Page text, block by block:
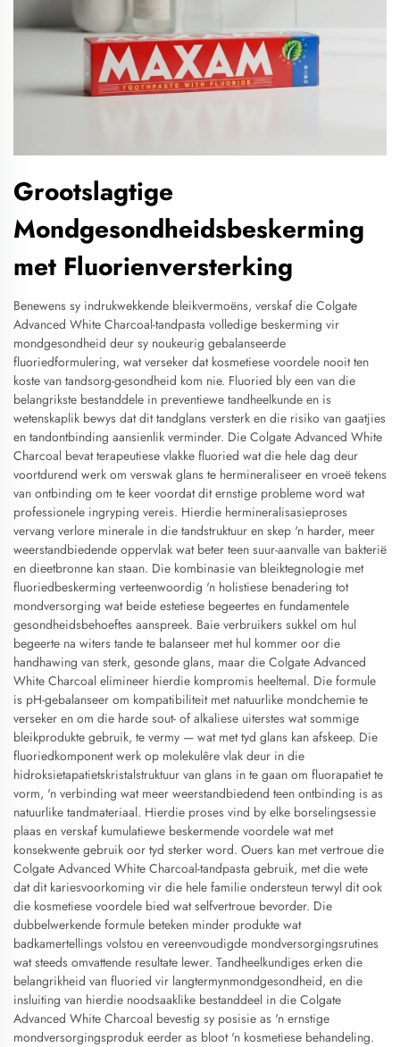
Grootslagtige
Mondgesondheidsbeskerming
met Fluorienversterking
Benewens sy indrukwekkende bleikvermoëns, verskaf die Colgate
Advanced White Charcoal-tandpasta volledige beskerming vir
mondgesondheid deur sy noukeurig gebalanseerde
fluoriedformulering, wat verseker dat kosmetiese voordele nooit ten
koste van tandsorg-gesondheid kom nie. Fluoried bly een van die
belangrikste bestanddele in preventiewe tandheelkunde en is
wetenskaplik bewys dat dit tandglans versterk en die risiko van gaatjies
en tandontbinding aansienlik verminder. Die Colgate Advanced White
Charcoal bevat terapeutiese vlakke fluoried wat die hele dag deur
voortdurend werk om verswak glans te hermineraliseer en vroeë tekens
van ontbinding om te keer voordat dit ernstige probleme word wat
professionele ingryping vereis. Hierdie hermineralisasieproses
vervang verlore minerale in die tandstruktuur en skep 'n harder, meer
weerstandbiedende oppervlak wat beter teen suur-aanvalle van bakterië
en dieetbronne kan staan. Die kombinasie van bleiktegnologie met
fluoriedbeskerming verteenwoordig 'n holistiese benadering tot
mondversorging wat beide estetiese begeertes en fundamentele
gesondheidsbehoeftes aanspreek. Baie verbruikers sukkel om hul
begeerte na witers tande te balanseer met hul kommer oor die
handhawing van sterk, gesonde glans, maar die Colgate Advanced
White Charcoal elimineer hierdie kompromis heeltemal. Die formule
is pH-gebalanseer om kompatibiliteit met natuurlike mondchemie te
verseker en om die harde sout- of alkaliese uiterstes wat sommige
bleikprodukte gebruik, te vermy — wat met tyd glans kan afskeep. Die
fluoriedkomponent werk op molekulêre vlak deur in die
hidroksietapatietskristalstruktuur van glans in te gaan om fluorapatiet te
vorm, 'n verbinding wat meer weerstandbiedend teen ontbinding is as
natuurlike tandmateriaal. Hierdie proses vind by elke borselingsessie
plaas en verskaf kumulatiewe beskermende voordele wat met
konsekwente gebruik oor tyd sterker word. Ouers kan met vertroue die
Colgate Advanced White Charcoal-tandpasta gebruik, met die wete
dat dit kariesvoorkoming vir die hele familie ondersteun terwyl dit ook
die kosmetiese voordele bied wat selfvertroue bevorder. Die
dubbelwerkende formule beteken minder produkte wat
badkamertellings volstou en vereenvoudigde mondversorgingsrutines
wat steeds omvattende resultate lewer. Tandheelkundiges erken die
belangrikheid van fluoried vir langtermynmondgesondheid, en die
insluiting van hierdie noodsaaklike bestanddeel in die Colgate
Advanced White Charcoal bevestig sy posisie as 'n ernstige
mondversorgingsproduk eerder as bloot 'n kosmetiese behandeling.